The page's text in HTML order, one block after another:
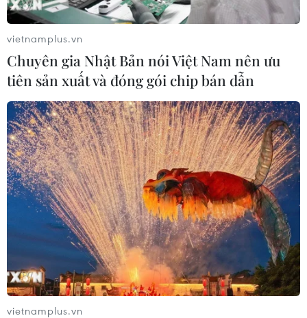
#UKVFTA #Liên minh châu Âu
#Việt Nam-Anh
#Ngành da dày
#Da giày Anh
Theo dõi VietnamPlus
vietnamplus.vn
Chuyên gia Nhật Bản nói Việt Nam nên ưu
tiên sản xuất và đóng gói chip bán dẫn
vietnamplus.vn